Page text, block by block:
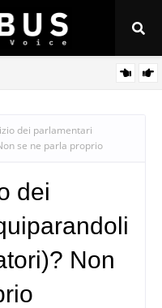
dei parlamentari
se ne parla proprio
dei
Non